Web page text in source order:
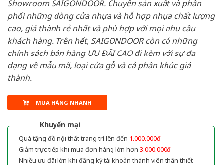
Showroom SAIGONDOOR. Chuyên sản xuất và phân
phối những dòng cửa nhựa và hỗ hợp nhựa chất lượng
cao, giá thành rẻ nhất và phù hợp với mọi nhu cầu
khách hàng. Trên hết, SAIGONDOOR còn có những
chính sách bán hàng ƯU ĐÃI CAO đi kèm với sự đa
dạng về mẫu mã, loại cửa gỗ và cả phân khúc giá
thành.
MUA HÀNG NHANH
Khuyến mại
Quà tặng đồ nội thất trang trí lên đến 1.000.000đ
Giảm trực tiếp khi mua đơn hàng lớn hơn 3.000.000đ
Nhiều ưu đãi lớn khi đăng ký tài khoản thành viên thân thiết